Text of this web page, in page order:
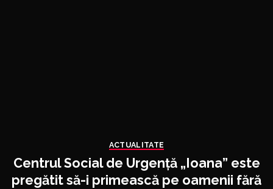
ACTUALITATE
Centrul Social de Urgență „Ioana” este
pregătit să-i primească pe oamenii fără